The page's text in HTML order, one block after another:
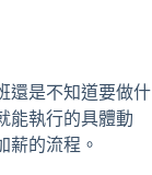
還是不知道要做什
能執行的具體動
薪的流程。